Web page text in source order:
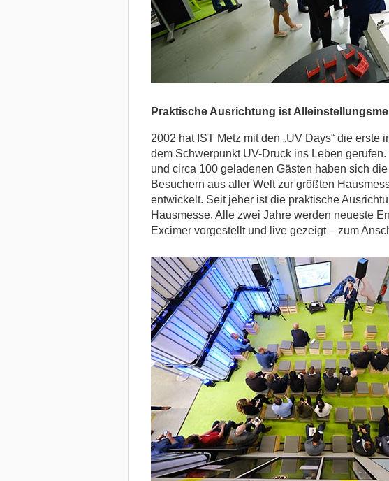
Praktische Ausrichtung ist
2002 hat IST Metz mit den „UV Days“ die erste
dem Schwerpunkt UV-Druck ins Leben
und circa 100 geladenen Gästen haben sich
Besuchern aus aller Welt zur größten
entwickelt. Seit jeher ist die praktische
Hausmesse. Alle zwei Jahre werden neueste
Excimer vorgestellt und live gezeigt – zum